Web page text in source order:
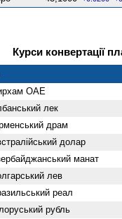
Курси конвертації
ОАЕ
лек
драм
долар
манат
лев
реал
рубль